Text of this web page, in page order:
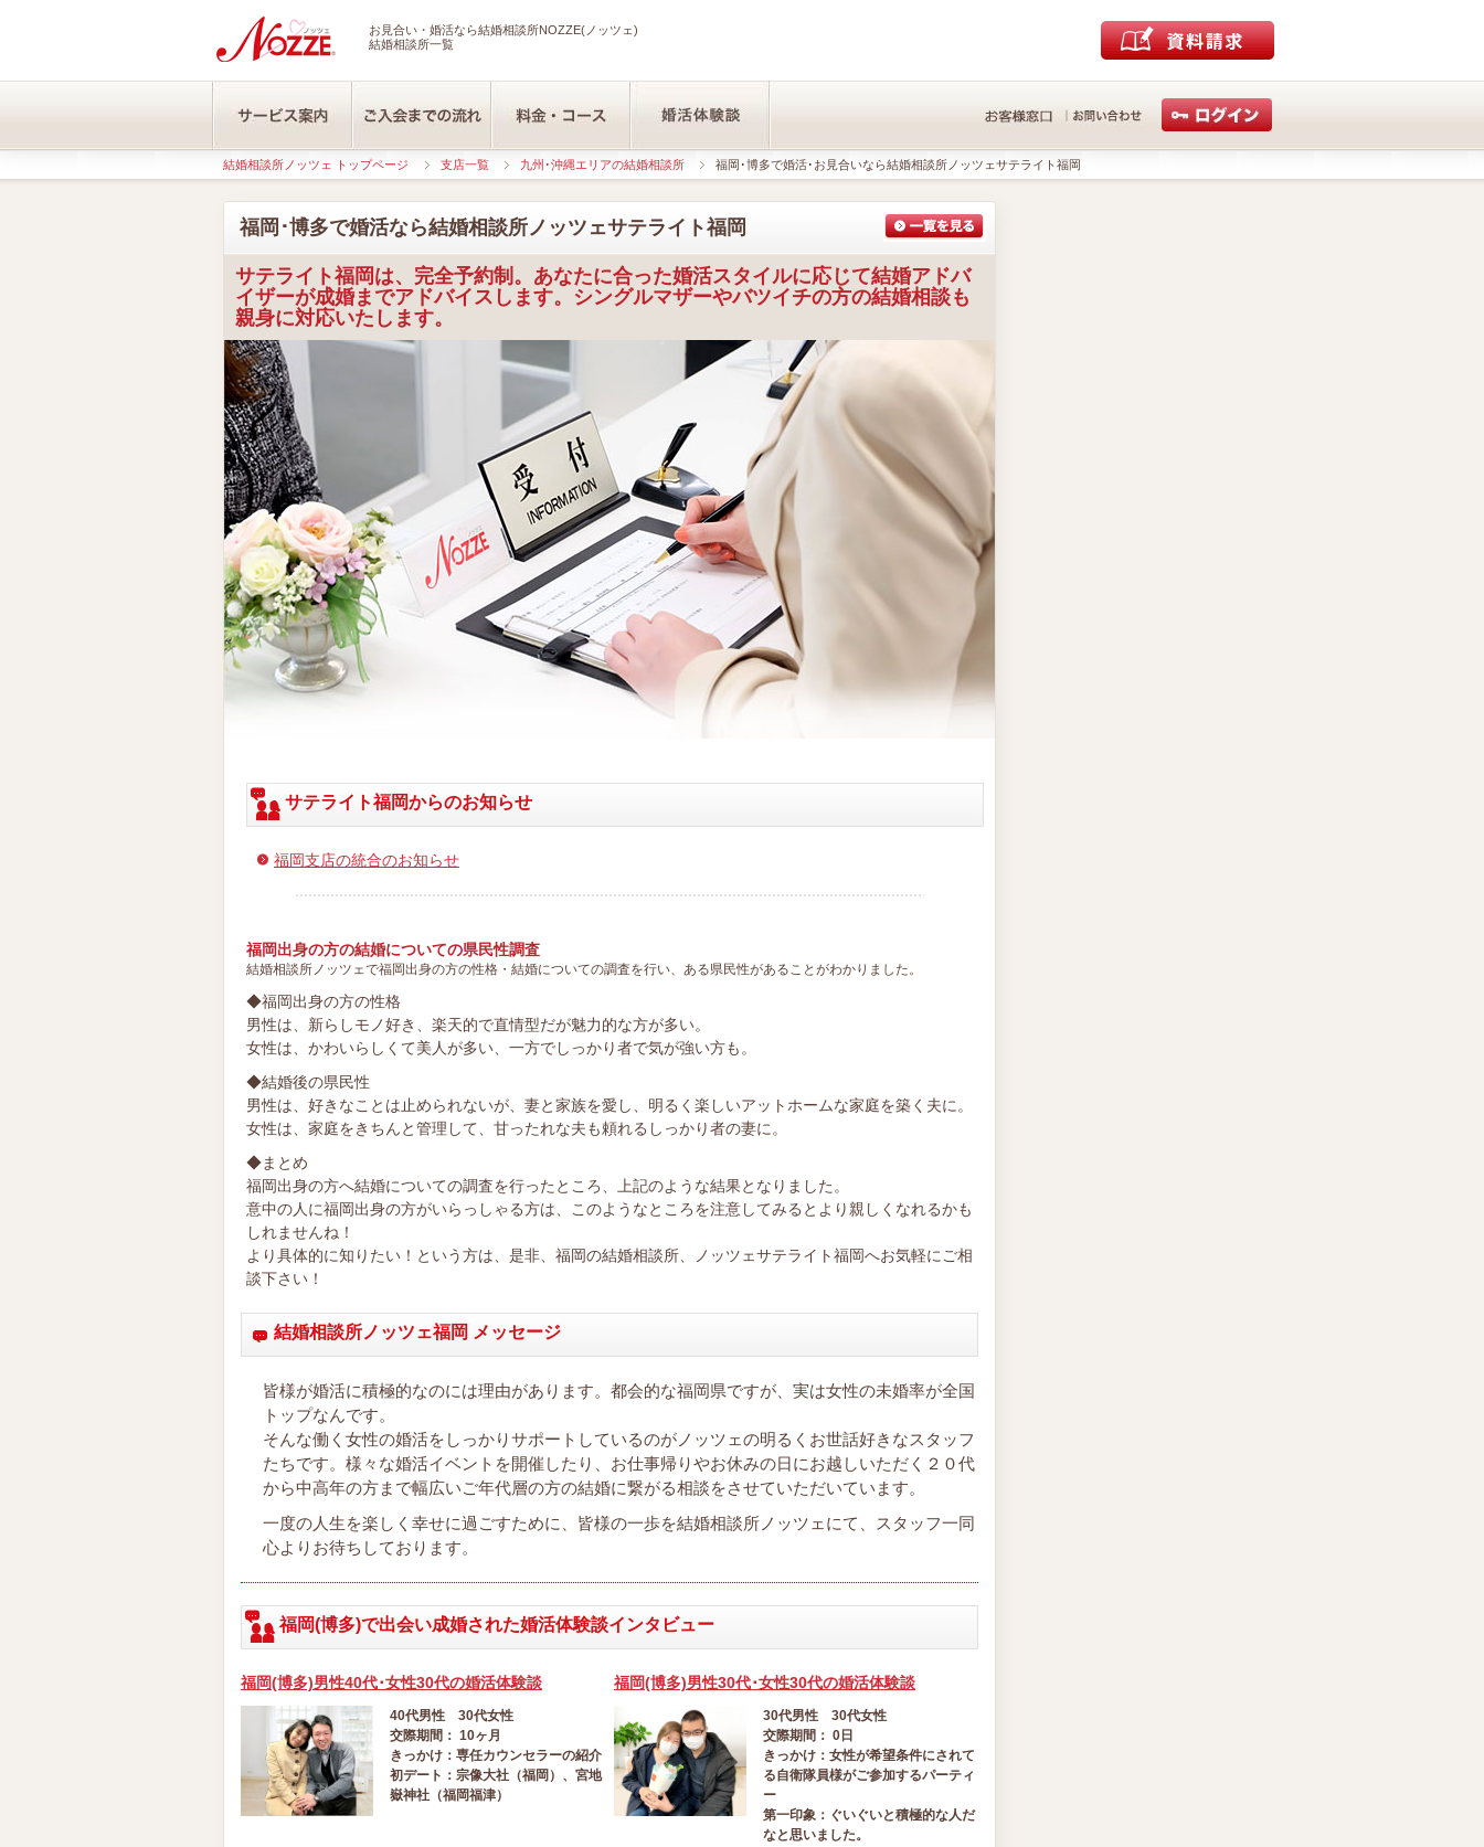
お見合い・婚活なら結婚相談所NOZZE(ノッツェ)
結婚相談所一覧
結婚相談所ノッツェ トップページ 支店一覧 九州･沖縄エリアの結婚相談所 福岡･博多で婚活･お見合いなら結婚相談所ノッツェサテライト福岡
福岡･博多で婚活なら結婚相談所ノッツェサテライト福岡
サテライト福岡は、完全予約制。あなたに合った婚活スタイルに応じて結婚アドバ
イザーが成婚までアドバイスします。シングルマザーやバツイチの方の結婚相談も
親身に対応いたします。
サテライト福岡からのお知らせ
福岡支店の統合のお知らせ
福岡出身の方の結婚についての県民性調査
結婚相談所ノッツェで福岡出身の方の性格・結婚についての調査を行い、ある県民性があることがわかりました。
◆福岡出身の方の性格
男性は、新らしモノ好き、楽天的で直情型だが魅力的な方が多い。
女性は、かわいらしくて美人が多い、一方でしっかり者で気が強い方も。
◆結婚後の県民性
男性は、好きなことは止められないが、妻と家族を愛し、明るく楽しいアットホームな家庭を築く夫に。
女性は、家庭をきちんと管理して、甘ったれな夫も頼れるしっかり者の妻に。
◆まとめ
福岡出身の方へ結婚についての調査を行ったところ、上記のような結果となりました。
意中の人に福岡出身の方がいらっしゃる方は、このようなところを注意してみるとより親しくなれるかも
しれませんね！
より具体的に知りたい！という方は、是非、福岡の結婚相談所、ノッツェサテライト福岡へお気軽にご相
談下さい！
結婚相談所ノッツェ福岡 メッセージ
皆様が婚活に積極的なのには理由があります。都会的な福岡県ですが、実は女性の未婚率が全国
トップなんです。
そんな働く女性の婚活をしっかりサポートしているのがノッツェの明るくお世話好きなスタッフ
たちです。様々な婚活イベントを開催したり、お仕事帰りやお休みの日にお越しいただく２０代
から中高年の方まで幅広いご年代層の方の結婚に繋がる相談をさせていただいています。
一度の人生を楽しく幸せに過ごすために、皆様の一歩を結婚相談所ノッツェにて、スタッフ一同
心よりお待ちしております。
福岡(博多)で出会い成婚された婚活体験談インタビュー
福岡(博多)男性40代･女性30代の婚活体験談
40代男性 30代女性
交際期間： 10ヶ月
きっかけ：専任カウンセラーの紹介
初デート：宗像大社（福岡）、宮地
嶽神社（福岡福津）
福岡(博多)男性30代･女性30代の婚活体験談
30代男性 30代女性
交際期間： 0日
きっかけ：女性が希望条件にされて
る自衛隊員様がご参加するパーティ
ー
第一印象：ぐいぐいと積極的な人だ
なと思いました。